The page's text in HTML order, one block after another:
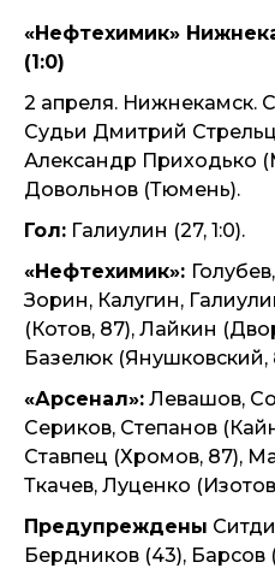
«Нефтехимик»
(1:0)
2 апреля. Нижнекамск.
Судьи Дмитрий
Александр Приходько
Довольнов (Тюмень).
Гол: Галиулин (27, 1:0).
«Нефтехимик»:
Зорин, Калугин,
(Котов, 87), Лайкин
Базелюк (Янушковский,
«Арсенал»: Левашов,
Сериков, Степанов
Ставпец (Хромов, 87),
Ткачев, Луценко
Предупреждены
Бердников (43), Барсов